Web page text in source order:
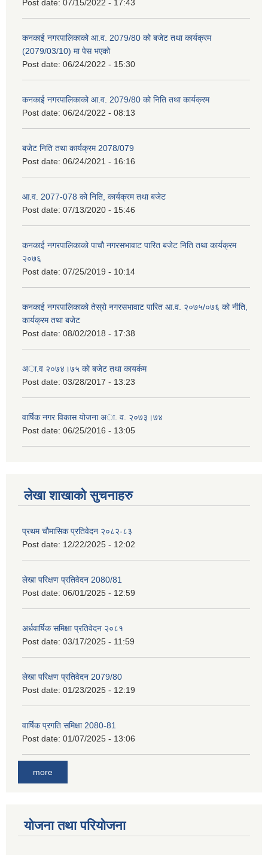
Post date: 07/15/2022 - 17:43
कनकाई नगरपालिकाको आ.व. 2079/80 को बजेट तथा कार्यक्रम
(2079/03/10) मा पेस भएको
Post date: 06/24/2022 - 15:30
कनकाई नगरपालिकाको आ.व. 2079/80 को निति तथा कार्यक्रम
Post date: 06/24/2022 - 08:13
बजेट निति तथा कार्यक्रम 2078/079
Post date: 06/24/2021 - 16:16
आ.व. 2077-078 को निति, कार्यक्रम तथा बजेट
Post date: 07/13/2020 - 15:46
कनकाई नगरपालिकाको पाचौ नगरसभावाट पारित बजेट निति तथा कार्यक्रम
२०७६
Post date: 07/25/2019 - 10:14
कनकाई नगरपालिकाको तेस्रो नगरसभावाट पारित आ.व. २०७५/०७६ को नीति,
कार्यक्रम तथा बजेट
Post date: 08/02/2018 - 17:38
अा.व २०७४।७५ काे बजेट तथा कायर्कम
Post date: 03/28/2017 - 13:23
वार्षिक नगर विकास योजना अा. व. २०७३।७४
Post date: 06/25/2016 - 13:05
लेखा शाखाको सुचनाहरु
प्रथम चौमासिक प्रतिवेदन २०८२-८३
Post date: 12/22/2025 - 12:02
लेखा परिक्षण प्रतिवेदन 2080/81
Post date: 06/01/2025 - 12:59
अर्धवार्षिक समिक्षा प्रतिवेदन २०८१
Post date: 03/17/2025 - 11:59
लेखा परिक्षण प्रतिवेदन 2079/80
Post date: 01/23/2025 - 12:19
वार्षिक प्रगति समिक्षा 2080-81
Post date: 01/07/2025 - 13:06
more
योजना तथा परियोजना